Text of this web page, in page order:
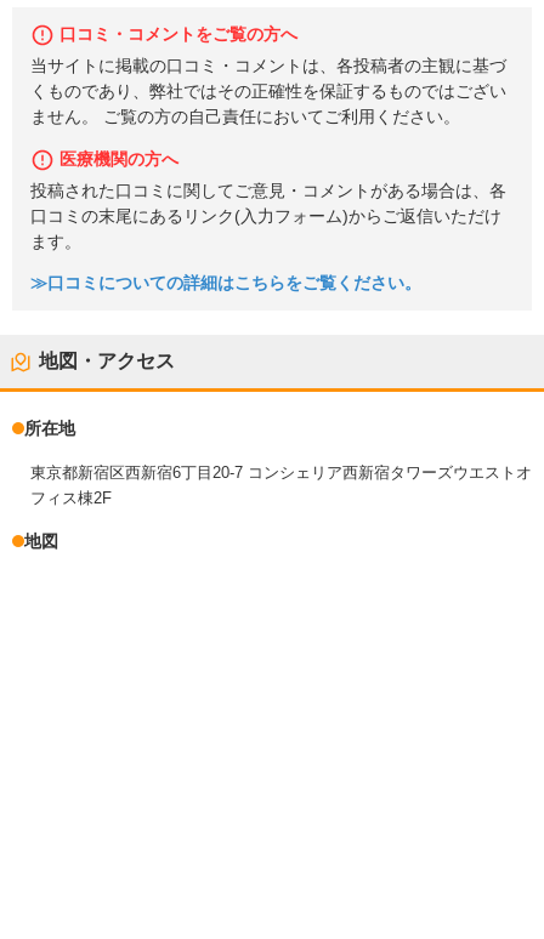
口コミ・コメントをご覧の方へ
当サイトに掲載の口コミ・コメントは、各投稿者の主観に基づ
くものであり、弊社ではその正確性を保証するものではござい
ません。 ご覧の方の自己責任においてご利用ください。
医療機関の方へ
投稿された口コミに関してご意見・コメントがある場合は、各
口コミの末尾にあるリンク(入力フォーム)からご返信いただけ
ます。
≫口コミについての詳細はこちらをご覧ください。
地図・アクセス
所在地
東京都新宿区西新宿6丁目20-7 コンシェリア西新宿タワーズウエストオ
フィス棟2F
地図